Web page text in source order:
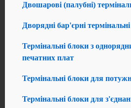
Двошарові (палубні)
Дворядні бар'єрні
Термінальні блоки з
печатних плат
Термінальні блоки для
Термінальні блоки для